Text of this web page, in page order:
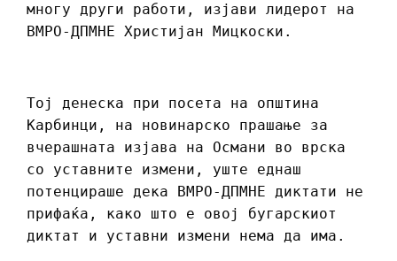
многу други работи, изјави лидерот на
ВМРО-ДПМНЕ Христијан Мицкоски.
Тој денеска при посета на општина
Карбинци, на новинарско прашање за
вчерашната изјава на Османи во врска
со уставните измени, уште еднаш
потенцираше дека ВМРО-ДПМНЕ диктати не
прифаќа, како што е овој бугарскиот
диктат и уставни измени нема да има.